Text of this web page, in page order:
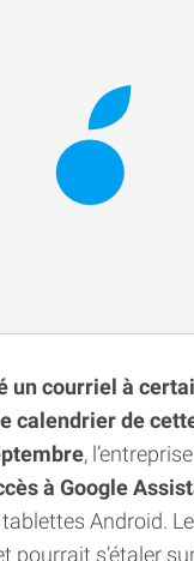
un courriel à
calendrier de
,
à Google
Android.
pourrait s’étaler